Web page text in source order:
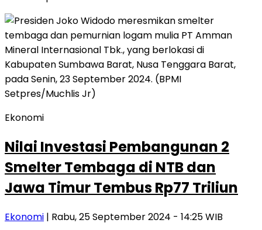
Ekonomi
Nilai Investasi Pembangunan 2
Smelter Tembaga di NTB dan
Jawa Timur Tembus Rp77 Triliun
Ekonomi | Rabu, 25 September 2024 - 14:25 WIB